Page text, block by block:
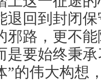
退回到封闭
邪路，更不
是要始终秉
”的伟大构想